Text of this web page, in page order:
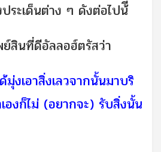
ระเด็นต่าง ๆ ดังต่อไปน้ี
สินที่ดีอัลลอฮ์ตรัสว่า
มุ่งเอาสิ่งเลวจากนั้นมาบริ
องก็ไม่ (อยากจะ) รับสิ่งนั้น